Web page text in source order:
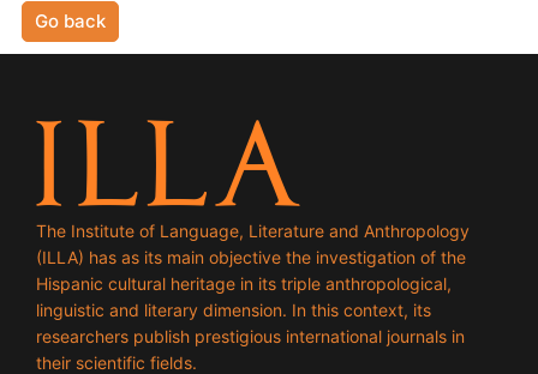
Go back
The Institute of Language, Literature and Anthropology
(ILLA) has as its main objective the investigation of the
Hispanic cultural heritage in its triple anthropological,
linguistic and literary dimension. In this context, its
researchers publish prestigious international journals in
their scientific fields.